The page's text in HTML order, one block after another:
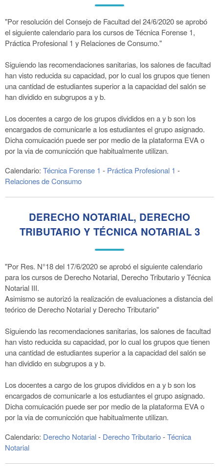
"Por resolución del Consejo de Facultad del 24/6/2020 se aprobó
el siguiente calendario para los cursos de Técnica Forense 1,
Práctica Profesional 1 y Relaciones de Consumo."
Siguiendo las recomendaciones sanitarias, los salones de facultad
han visto reducida su capacidad, por lo cual los grupos que tienen
una cantidad de estudiantes superior a la capacidad del salón se
han dividido en subgrupos a y b.
Los docentes a cargo de los grupos divididos en a y b son los
encargados de comunicarle a los estudiantes el grupo asignado.
Dicha comuicación puede ser por medio de la plataforma EVA o
por la via de comunicción que habitualmente utilizan.
Calendario: Técnica Forense 1 - Práctica Profesional 1 -
Relaciones de Consumo
DERECHO NOTARIAL, DERECHO
TRIBUTARIO Y TÉCNICA NOTARIAL 3
"Por Res. N°18 del 17/6/2020 se aprobó el siguiente calendario
para los cursos de Derecho Notarial, Derecho Tributario y Técnica
Notarial III.
Asimismo se autorizó la realización de evaluaciones a distancia del
teórico de Derecho Notarial y Derecho Tributario"
Siguiendo las recomendaciones sanitarias, los salones de facultad
han visto reducida su capacidad, por lo cual los grupos que tienen
una cantidad de estudiantes superior a la capacidad del salón se
han dividido en subgrupos a y b.
Los docentes a cargo de los grupos divididos en a y b son los
encargados de comunicarle a los estudiantes el grupo asignado.
Dicha comuicación puede ser por medio de la plataforma EVA o
por la via de comunicción que habitualmente utilizan.
Calendario: Derecho Notarial- Derecho Tributario-Técnica
Notarial